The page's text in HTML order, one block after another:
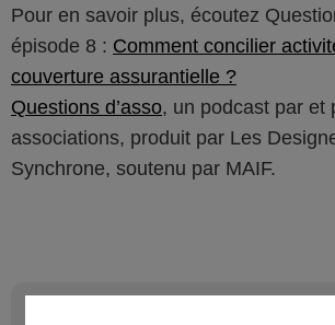
Pour en savoir plus, écoutez
épisode 8 : Comment concilier
couverture assurantielle ?
Questions d’asso, un podcast par et
associations, produit par Les
Synchrone, soutenu par MAIF.